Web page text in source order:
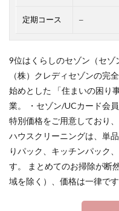
定期コース –
9位はくらしのセゾン（セゾ
（株）クレディセゾンの
始めとした 「住まいの困り
業。 ・セゾン/UCカード会
特別価格をご用意しており
ハウスクリーニングは、単
りパック、キッチンパック
す。 まとめてのお掃除が断
域を除く）、価格は一律です